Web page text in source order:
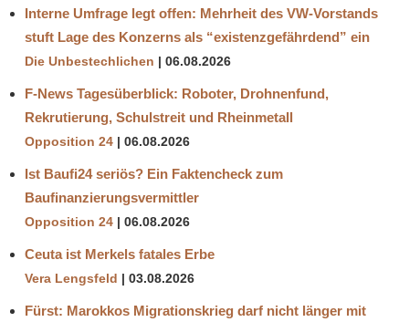
Interne Umfrage legt offen: Mehrheit des VW-Vorstands
stuft Lage des Konzerns als “existenzgefährdend” ein
Die Unbestechlichen 06.08.2026
F-News Tagesüberblick: Roboter, Drohnenfund,
Rekrutierung, Schulstreit und Rheinmetall
Opposition 24 06.08.2026
Ist Baufi24 seriös? Ein Faktencheck zum
Baufinanzierungsvermittler
Opposition 24 06.08.2026
Ceuta ist Merkels fatales Erbe
Vera Lengsfeld 03.08.2026
Fürst: Marokkos Migrationskrieg darf nicht länger mit